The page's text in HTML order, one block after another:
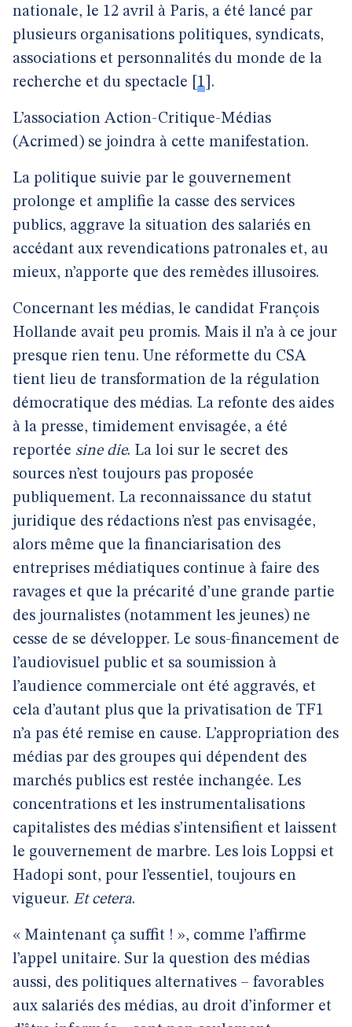
nationale, le 12 avril à Paris, a été lancé par
plusieurs organisations politiques, syndicats,
associations et personnalités du monde de la
recherche et du spectacle
1 .
L’association Action-Critique-Médias
(Acrimed) se joindra à cette manifestation.
La politique suivie par le gouvernement
prolonge et amplifie la casse des services
publics, aggrave la situation des salariés en
accédant aux revendications patronales et, au
mieux, n’apporte que des remèdes illusoires.
Concernant les médias, le candidat François
Hollande avait peu promis. Mais il n’a à ce jour
presque rien tenu. Une réformette du CSA
tient lieu de transformation de la régulation
démocratique des médias. La refonte des aides
à la presse, timidement envisagée, a été
reportée sine die. La loi sur le secret des
sources n’est toujours pas proposée
publiquement. La reconnaissance du statut
juridique des rédactions n’est pas envisagée,
alors même que la financiarisation des
entreprises médiatiques continue à faire des
ravages et que la précarité d’une grande partie
des journalistes (notamment les jeunes) ne
cesse de se développer. Le sous-financement de
l’audiovisuel public et sa soumission à
l’audience commerciale ont été aggravés, et
cela d’autant plus que la privatisation de TF1
n’a pas été remise en cause. L’appropriation des
médias par des groupes qui dépendent des
marchés publics est restée inchangée. Les
concentrations et les instrumentalisations
capitalistes des médias s’intensifient et laissent
le gouvernement de marbre. Les lois Loppsi et
Hadopi sont, pour l’essentiel, toujours en
vigueur. Et cetera.
« Maintenant ça suffit ! », comme l’affirme
l’appel unitaire. Sur la question des médias
aussi, des politiques alternatives – favorables
aux salariés des médias, au droit d’informer et